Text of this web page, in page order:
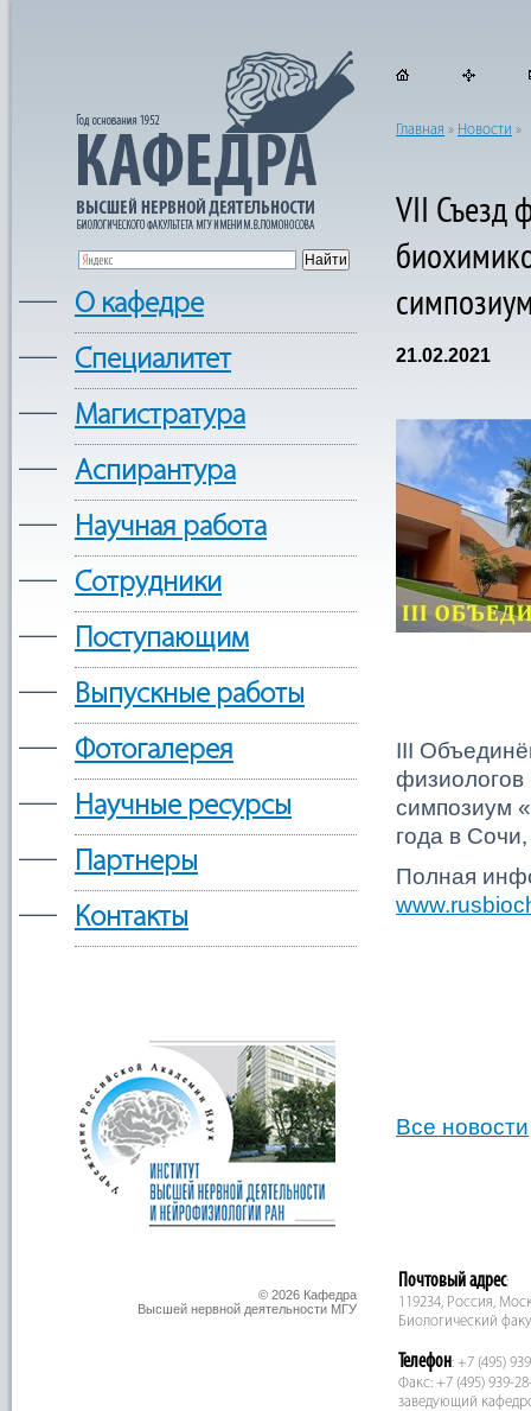
— О кафедре
— Cпециалитет
— Магистратура
— Аспирантура
— Научная работа
— Сотрудники
— Поступающим
— Выпускные работы
— Фотогалерея
— Научные ресурсы
— Партнеры
— Контакты
Главная » Новости »
VII Съезд
21.02.2021
III
симпозиум
года в
Полная
Все новости
© 2026 Кафедра
Высшей нервной деятельности МГУ
Почтовый адрес:
119234, Россия,
Биологический
Телефон: +7 (495)
Факс: +7 (495) 939-
заведующий